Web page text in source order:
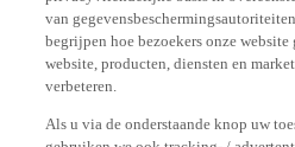
van
begrijpen hoe bezoekers onze website
website, producten, diensten en
verbeteren.
gebruiken we ook tracking- /